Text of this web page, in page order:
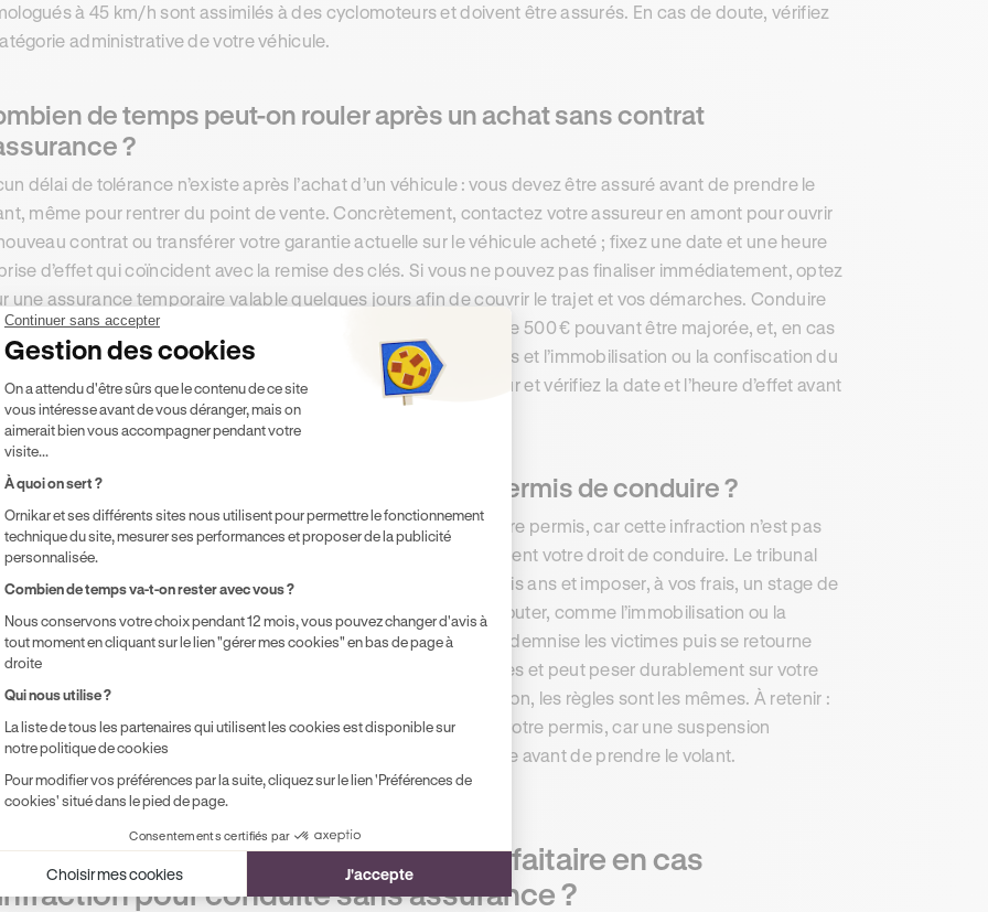
à 45 km/h sont assimilés à des cyclomoteurs et doivent être assurés. En cas de doute, vérifiez
administrative de votre véhicule.
de temps peut-on rouler après un achat sans contrat
?
délai de tolérance n’existe après l’achat d’un véhicule : vous devez être assuré avant de prendre le
même pour rentrer du point de vente. Concrètement, contactez votre assureur en amont pour ouvrir
contrat ou transférer votre garantie actuelle sur le véhicule acheté ; fixez une date et une heure
d’effet qui coïncident avec la remise des clés. Si vous ne pouvez pas finaliser immédiatement, optez
une assurance temporaire valable quelques jours afin de couvrir le trajet et vos démarches. Conduire
assurance vous expose à une amende forfaitaire délictuelle de 500 € pouvant être majorée, et, en cas
jusqu’à 3 750 € d’amende, une suspension du permis et l’immobilisation ou la confiscation du
Conservez une preuve de couverture fournie par l’assureur et vérifiez la date et l’heure d’effet avant
la route.
sans assurance impacte-t-il votre permis de conduire ?
sans assurance n’entraîne pas de retrait de points sur votre permis, car cette infraction n’est pas
au permis à points. En revanche, elle peut toucher directement votre droit de conduire. Le tribunal
prononcer une suspension du permis pouvant aller jusqu’à trois ans et imposer, à vos frais, un stage de
à la sécurité routière. D’autres mesures peuvent s’ajouter, comme l’immobilisation ou la
du véhicule. En cas d’accident, le Fonds de garantie indemnise les victimes puis se retourne
vous, ce qui engendre des conséquences financières lourdes et peut peser durablement sur votre
de conducteur. Que vous soyez en permis probatoire ou non, les règles sont les mêmes. À retenir :
de points retirés ne signifie pas absence de risque pour votre permis, car une suspension
est possible. Le plus sûr est de régulariser votre assurance avant de prendre le volant.
sanctions et quelle amende forfaitaire en cas
pour conduite sans assurance ?
Continuer sans accepter
Gestion des cookies
Plateforme de Gestion du Consentement : Personnalisez vos Options
On a attendu d'être sûrs que le contenu de ce site
vous intéresse avant de vous déranger, mais on
aimerait bien vous accompagner pendant votre
visite...
À quoi on sert ?
Ornikar et ses différents sites nous utilisent pour permettre le fonctionnement
technique du site, mesurer ses performances et proposer de la publicité
personnalisée.
Combien de temps va-t-on rester avec vous ?
Nous conservons votre choix pendant 12 mois, vous pouvez changer d'avis à
tout moment en cliquant sur le lien "gérer mes cookies" en bas de page à
droite
Qui nous utilise ?
La liste de tous les partenaires qui utilisent les cookies est disponible sur
notre politique de cookies
Pour modifier vos préférences par la suite, cliquez sur le lien 'Préférences de
cookies' situé dans le pied de page.
Consentements certifiés par
Choisir mes cookies J'accepte
Axeptio consent